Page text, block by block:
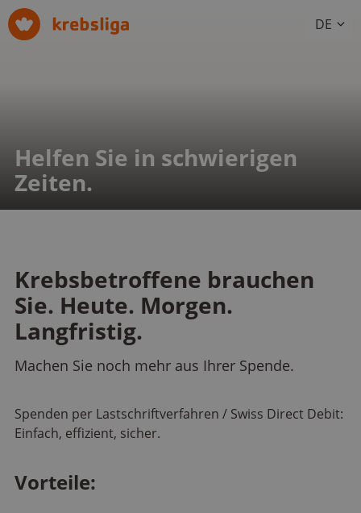
DE
Helfen Sie in schwierigen
Zeiten.
Krebsbetroffene brauchen
Sie. Heute. Morgen.
Langfristig.
Machen Sie noch mehr aus Ihrer Spende.
Spenden per Lastschriftverfahren / Swiss Direct Debit:
Einfach, effizient, sicher.
Vorteile: